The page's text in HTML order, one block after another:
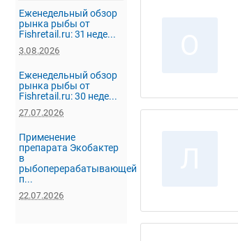
Еженедельный обзор
рынка рыбы от
Fishretail.ru: 31 неде...
3.08.2026
Еженедельный обзор
рынка рыбы от
Fishretail.ru: 30 неде...
27.07.2026
Применение
препарата Экобактер
в
рыбоперерабатывающей
п...
22.07.2026